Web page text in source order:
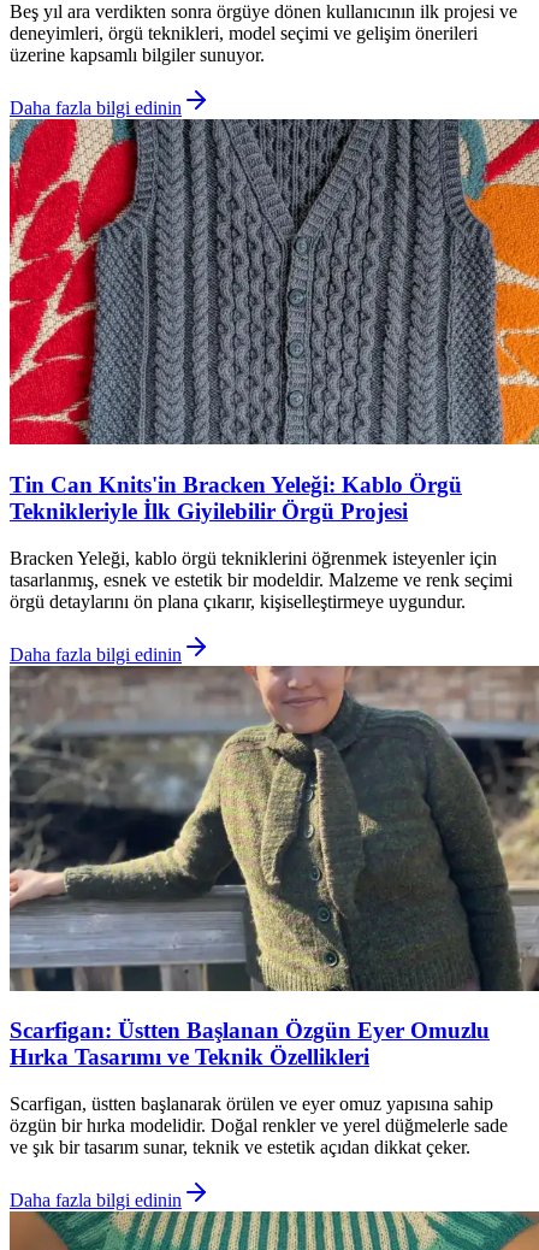
Beş yıl ara verdikten sonra örgüye dönen kullanıcının ilk projesi ve
deneyimleri, örgü teknikleri, model seçimi ve gelişim önerileri
üzerine kapsamlı bilgiler sunuyor.
Daha fazla bilgi edinin
Tin Can Knits'in Bracken Yeleği: Kablo Örgü
Teknikleriyle İlk Giyilebilir Örgü Projesi
Bracken Yeleği, kablo örgü tekniklerini öğrenmek isteyenler için
tasarlanmış, esnek ve estetik bir modeldir. Malzeme ve renk seçimi
örgü detaylarını ön plana çıkarır, kişiselleştirmeye uygundur.
Daha fazla bilgi edinin
Scarfigan: Üstten Başlanan Özgün Eyer Omuzlu
Hırka Tasarımı ve Teknik Özellikleri
Scarfigan, üstten başlanarak örülen ve eyer omuz yapısına sahip
özgün bir hırka modelidir. Doğal renkler ve yerel düğmelerle sade
ve şık bir tasarım sunar, teknik ve estetik açıdan dikkat çeker.
Daha fazla bilgi edinin